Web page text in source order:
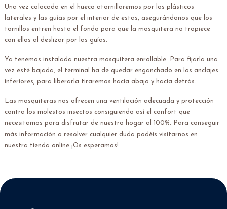
Una vez colocada en el hueco atornillaremos por los plásticos
laterales y las guías por el interior de estas, asegurándonos que los
tornillos entren hasta el fondo para que la mosquitera no tropiece
con ellos al deslizar por las guías.
Ya tenemos instalada nuestra mosquitera enrollable. Para fijarla una
vez esté bajada, el terminal ha de quedar enganchado en los anclajes
inferiores, para liberarla tiraremos hacia abajo y hacia detrás.
Las mosquiteras nos ofrecen una ventilación adecuada y protección
contra los molestos insectos consiguiendo así el confort que
necesitamos para disfrutar de nuestro hogar al 100%. Para conseguir
más información o resolver cualquier duda podéis visitarnos en
nuestra tienda online ¡Os esperamos!